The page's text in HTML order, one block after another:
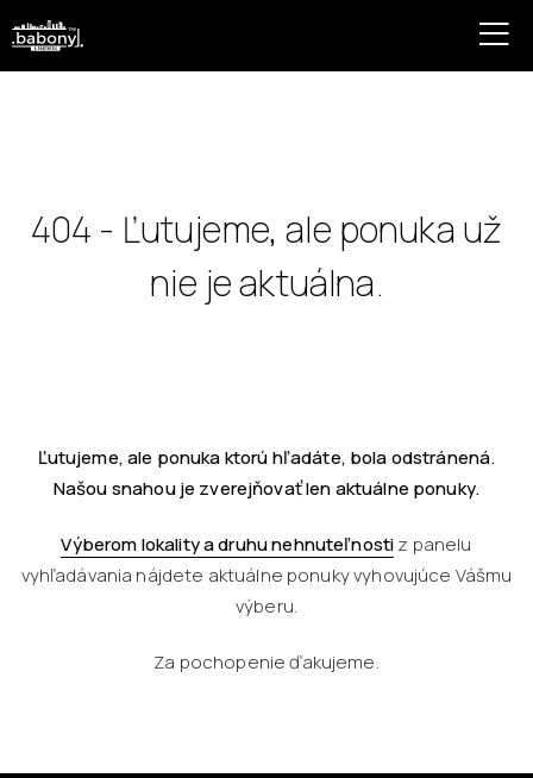
404 - Ľutujeme, ale ponuka už
nie je aktuálna.
Ľutujeme, ale ponuka ktorú hľadáte, bola odstránená.
Našou snahou je zverejňovať len aktuálne ponuky.
Výberom lokality a druhu nehnuteľnostiz panelu
vyhľadávania nájdete aktuálne ponuky vyhovujúce Vášmu
výberu.
Za pochopenie ďakujeme.